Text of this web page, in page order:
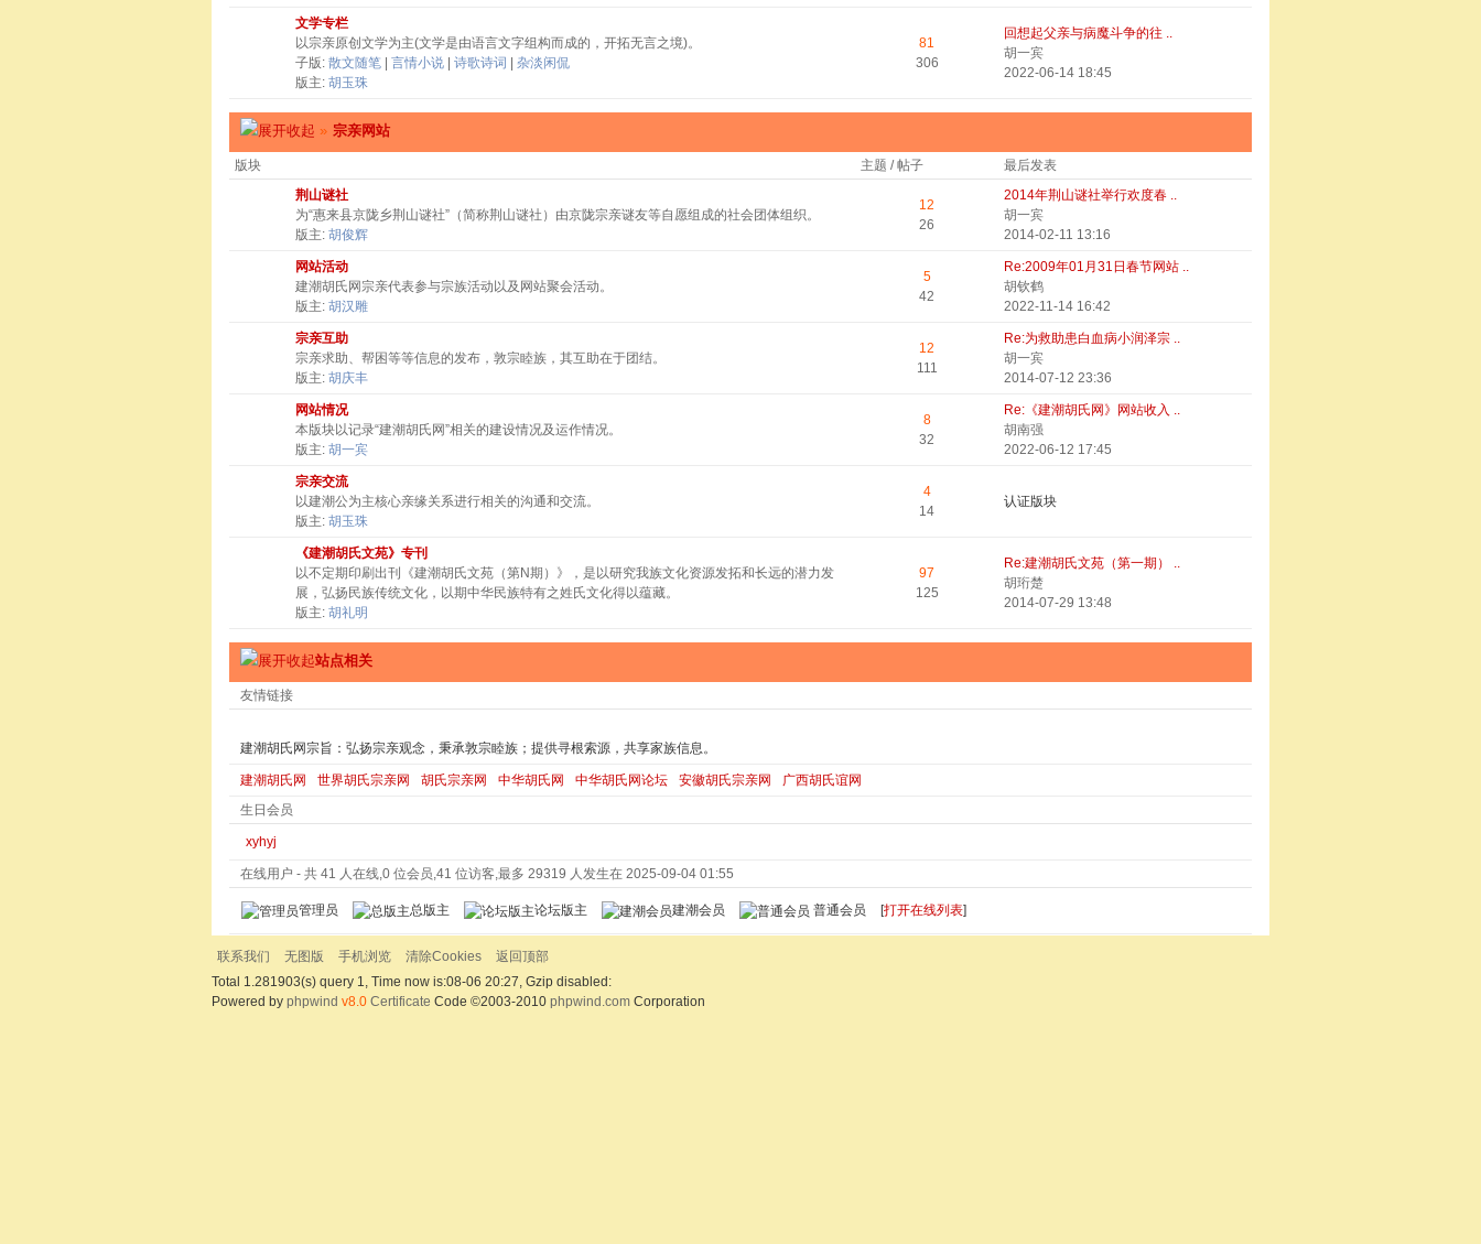
文学专栏
以宗亲原创文学为主(文学是由语言文字组构而成的，开拓无言之境)。
子版: 散文随笔 言情小说 诗歌诗词
杂淡闲侃
版主: 胡玉珠
81
306
回想起父亲与病魔斗争的往 ..
胡一宾
2022-06-14 18:45
» 宗亲网站
版块 主题 / 帖子
最后发表
荆山谜社
为“惠来县京陇乡荆山谜社”（简称荆山谜社）由京陇宗亲谜友等自愿组成的社会团体组织。
版主: 胡俊辉
12
26
2014年荆山谜社举行欢度春 ..
胡一宾
2014-02-11 13:16
网站活动
建潮胡氏网宗亲代表参与宗族活动以及网站聚会活动。
版主: 胡汉雕
5
42
Re:2009年01月31日春节网站 ..
胡钦鹤
2022-11-14 16:42
宗亲互助
宗亲求助、帮困等等信息的发布，敦宗睦族，其互助在于团结。
版主: 胡庆丰
12
111
Re:为救助患白血病小润泽宗 ..
胡一宾
2014-07-12 23:36
网站情况
本版块以记录“建潮胡氏网”相关的建设情况及运作情况。
版主: 胡一宾
8
32
Re:《建潮胡氏网》网站收入 ..
胡南强
2022-06-12 17:45
宗亲交流
以建潮公为主核心亲缘关系进行相关的沟通和交流。
版主: 胡玉珠
4
14
认证版块
《建潮胡氏文苑》专刊
以不定期印刷出刊《建潮胡氏文苑（第N期）》，是以研究我族文化资源发拓和长远的潜力发
展，弘扬民族传统文化，以期中华民族特有之姓氏文化得以蕴藏。
版主: 胡礼明
97
125
Re:建潮胡氏文苑（第一期） ..
胡珩楚
2014-07-29 13:48
站点相关
友情链接
建潮胡氏网宗旨：弘扬宗亲观念，秉承敦宗睦族；提供寻根索源，共享家族信息。
建潮胡氏网 世界胡氏宗亲网 胡氏宗亲网 中华胡氏网 中华胡氏网论坛 安徽胡氏宗亲网
广西胡氏谊网
生日会员
xyhyj
在线用户 - 共 41 人在线,0 位会员,41 位访客,最多 29319 人发生在 2025-09-04 01:55
管理员 总版主 论坛版主 建潮会员 普通会员 [打开在线列表]
联系我们 无图版 手机浏览 清除Cookies
返回顶部
Total 1.281903(s) query 1, Time now is:08-06 20:27, Gzip disabled:
Powered by phpwind v8.0 Certificate Code ©2003-2010 phpwind.com Corporation